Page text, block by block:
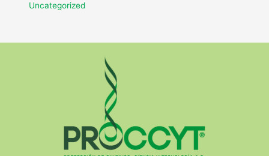
Uncategorized